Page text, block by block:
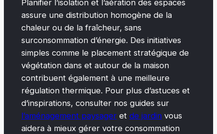
Planifier l’isolation et l’aération des espaces
assure une distribution homogène de la
chaleur ou de la fraîcheur, sans
surconsommation d’énergie. Des initiatives
simples comme le placement stratégique de
végétation dans et autour de la maison
contribuent également à une meilleure
régulation thermique. Pour plus d’astuces et
d’inspirations, consulter nos guides sur
l’aménagement paysageret de jardinvous
aidera à mieux gérer votre consommation